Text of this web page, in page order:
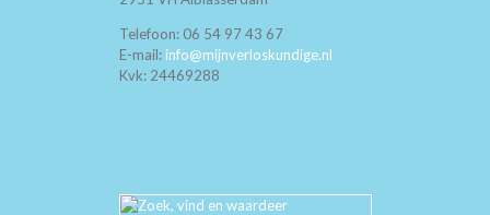
Telefoon: 06 54 97 43 67
E-mail: info@mijnverloskundige.nl
Kvk: 24469288